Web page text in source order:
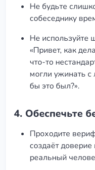
Не будьте
собеседнику
Не используйте
«Привет, как
что-то
могли ужинать
бы это был?».
4. Обеспечьте
Проходите
создаёт
реальный